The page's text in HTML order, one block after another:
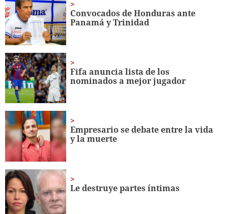
seconds
Convocados de Honduras ante
Panamá y Trinidad
Fifa anuncia lista de los
nominados a mejor jugador
Empresario se debate entre la vida
y la muerte
Le destruye partes íntimas